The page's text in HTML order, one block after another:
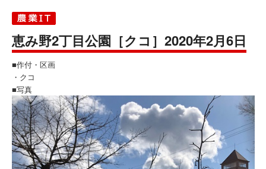
恵み野2丁目公園［クコ］2020年2月6日
■作付・区画
・クコ
■写真